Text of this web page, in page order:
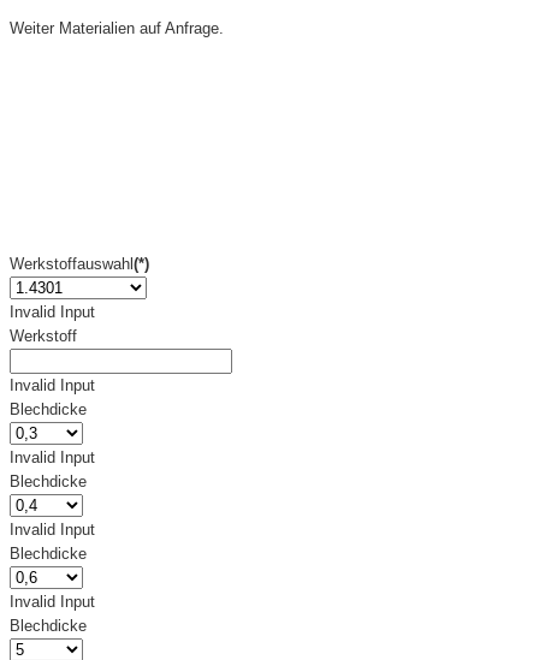
Weiter Materialien auf Anfrage.
Werkstoffauswahl (*)
Invalid Input
Werkstoff
Invalid Input
Blechdicke
Invalid Input
Blechdicke
Invalid Input
Blechdicke
Invalid Input
Blechdicke